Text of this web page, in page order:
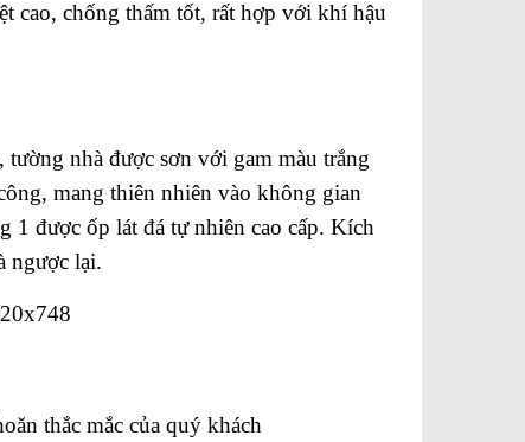
cao, chống thấm tốt, rất hợp với khí hậu
nhà được sơn với gam màu trắng
mang thiên nhiên vào không gian
1 được ốp lát đá tự nhiên cao cấp. Kích
ngược lại.
thắc mắc của quý khách